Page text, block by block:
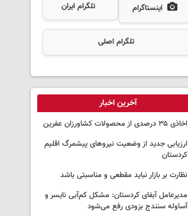
اینستاگرام تلگرام ایران
تلگرام اصلی
آخرین اخبار
اخاذی ۳۵ درصدی از محصولات کشاورزان عفرین
ارزیابی جدید از وضعیت نیروهای پیشمرگ اقلیم
کردستان
نظارت بر بازار نباید مقطعی و مناسبتی باشد
مدیرعامل آبفای کردستان: مشکل کم‌آبی نایسر و
آساوله سنندج بزودی رفع می‌شود